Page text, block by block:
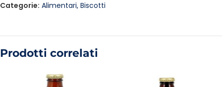
Categorie: Alimentari, Biscotti
Prodotti correlati